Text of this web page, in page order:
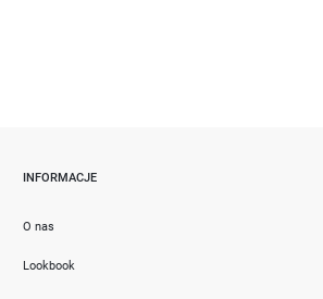
INFORMACJE
O nas
Lookbook